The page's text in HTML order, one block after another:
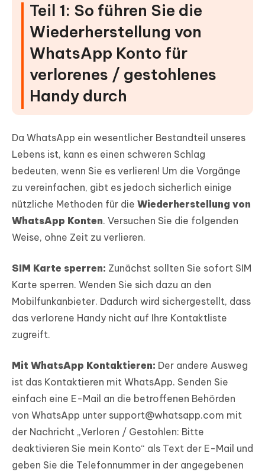
Teil 1: So führen Sie die
Wiederherstellung von
WhatsApp Konto für
verlorenes / gestohlenes
Handy durch
Da WhatsApp ein wesentlicher Bestandteil unseres
Lebens ist, kann es einen schweren Schlag
bedeuten, wenn Sie es verlieren! Um die Vorgänge
zu vereinfachen, gibt es jedoch sicherlich einige
nützliche Methoden für die Wiederherstellung von
WhatsApp Konten. Versuchen Sie die folgenden
Weise, ohne Zeit zu verlieren.
SIM Karte sperren: Zunächst sollten Sie sofort SIM
Karte sperren. Wenden Sie sich dazu an den
Mobilfunkanbieter. Dadurch wird sichergestellt, dass
das verlorene Handy nicht auf Ihre Kontaktliste
zugreift.
Mit WhatsApp Kontaktieren: Der andere Ausweg
ist das Kontaktieren mit WhatsApp. Senden Sie
einfach eine E-Mail an die betroffenen Behörden
von WhatsApp unter support@whatsapp.com mit
der Nachricht „Verloren / Gestohlen: Bitte
deaktivieren Sie mein Konto“ als Text der E-Mail und
geben Sie die Telefonnummer in der angegebenen